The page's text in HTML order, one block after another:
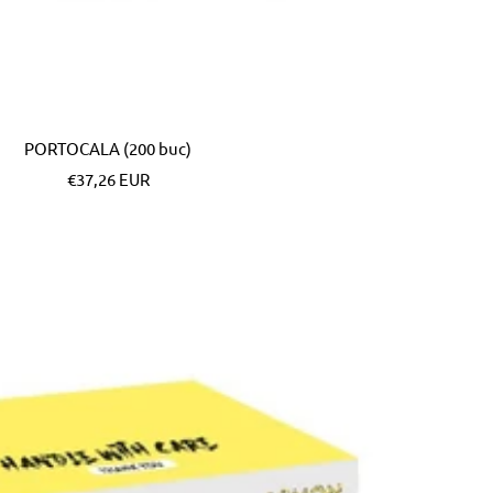
PORTOCALA (200 buc)
Pret
€37,26 EUR